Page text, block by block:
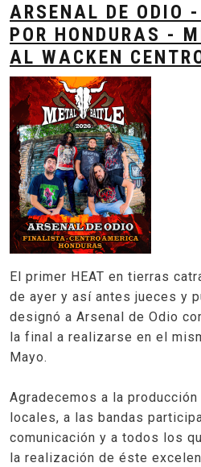
ARSENAL DE ODIO -
POR HONDURAS -
AL WACKEN
El primer HEAT en tierras
de ayer y así antes jueces y
designó a Arsenal de Odio
la final a realizarse en el
Mayo.
Agradecemos a la
locales, a las bandas
comunicación y a todos los
la realización de éste